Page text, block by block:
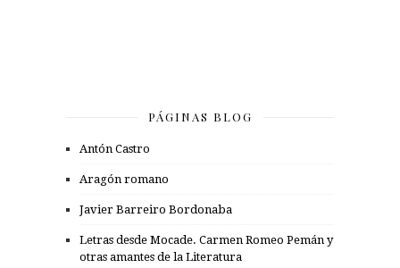
PÁGINAS BLOG
Antón Castro
Aragón romano
Javier Barreiro Bordonaba
Letras desde Mocade. Carmen Romeo Pemán y
otras amantes de la Literatura